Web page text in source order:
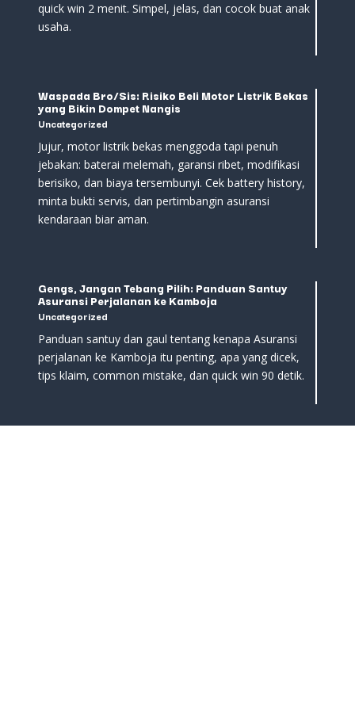
quick win 2 menit. Simpel, jelas, dan cocok buat anak
usaha.
Waspada Bro/Sis: Risiko Beli Motor Listrik Bekas
yang Bikin Dompet Nangis
Uncategorized
Jujur, motor listrik bekas menggoda tapi penuh
jebakan: baterai melemah, garansi ribet, modifikasi
berisiko, dan biaya tersembunyi. Cek battery history,
minta bukti servis, dan pertimbangin asuransi
kendaraan biar aman.
Gengs, Jangan Tebang Pilih: Panduan Santuy
Asuransi Perjalanan ke Kamboja
Uncategorized
Panduan santuy dan gaul tentang kenapa Asuransi
perjalanan ke Kamboja itu penting, apa yang dicek,
tips klaim, common mistake, dan quick win 90 detik.